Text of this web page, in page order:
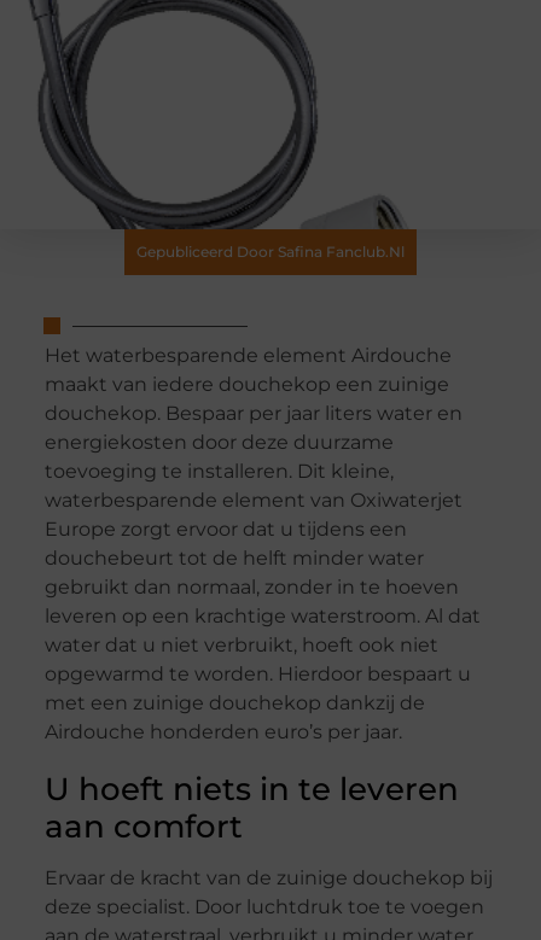
Gepubliceerd Door Safina Fanclub.nl
Het waterbesparende element Airdouche
maakt van iedere douchekop een zuinige
douchekop. Bespaar per jaar liters water en
energiekosten door deze duurzame
toevoeging te installeren. Dit kleine,
waterbesparende element van Oxiwaterjet
Europe zorgt ervoor dat u tijdens een
douchebeurt tot de helft minder water
gebruikt dan normaal, zonder in te hoeven
leveren op een krachtige waterstroom. Al dat
water dat u niet verbruikt, hoeft ook niet
opgewarmd te worden. Hierdoor bespaart u
met een zuinige douchekop dankzij de
Airdouche honderden euro’s per jaar.
U hoeft niets in te leveren
aan comfort
Ervaar de kracht van de zuinige douchekop bij
deze specialist. Door luchtdruk toe te voegen